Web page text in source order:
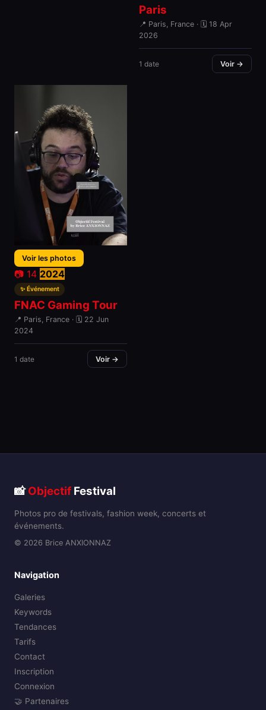
Paris
📍 Paris, France · 🗓 18 Apr
2026
1 date Voir →
Voir les photos
📷 14 2024
✨ Événement
FNAC Gaming Tour
📍 Paris, France · 🗓 22 Jun
2024
1 date Voir →
📸Objectif Festival
Photos pro de festivals, fashion week, concerts et
événements.
© 2026 Brice ANXIONNAZ
Navigation
Galeries
Keywords
Tendances
Tarifs
Contact
Inscription
Connexion
🤝 Partenaires